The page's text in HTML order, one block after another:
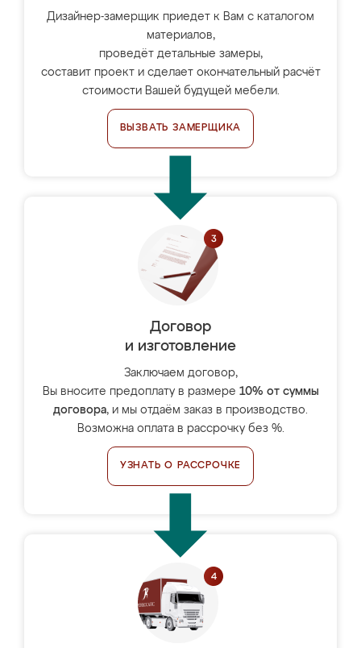
Дизайнер-замерщик приедет к Вам с каталогом
материалов,
проведёт детальные замеры,
составит проект и сделает окончательный расчёт
стоимости Вашей будущей мебели.
ВЫЗВАТЬ ЗАМЕРЩИКА
Договор
и изготовление
Заключаем договор,
Вы вносите предоплату в размере 10% от суммы
договора, и мы отдаём заказ в производство.
Возможна оплата в рассрочку без %.
УЗНАТЬ О РАССРОЧКЕ